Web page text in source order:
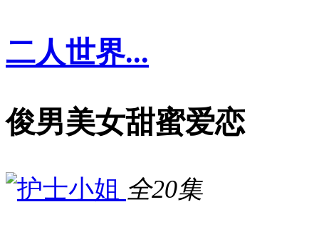
二人世界...
俊男美女甜蜜爱恋
全20集